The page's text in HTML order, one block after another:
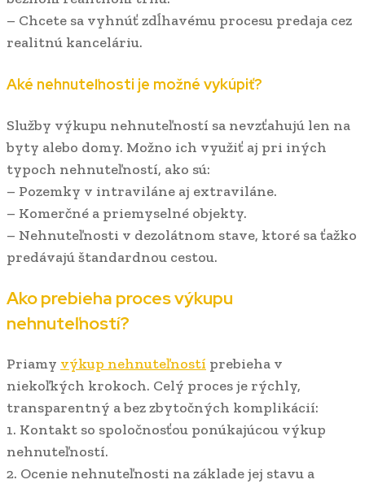
– Chcete sa vyhnúť zdĺhavému procesu predaja cez
realitnú kanceláriu.
Aké nehnuteľnosti je možné vykúpiť?
Služby výkupu nehnuteľností sa nevzťahujú len na
byty alebo domy. Možno ich využiť aj pri iných
typoch nehnuteľností, ako sú:
– Pozemky v intraviláne aj extraviláne.
– Komerčné a priemyselné objekty.
– Nehnuteľnosti v dezolátnom stave, ktoré sa ťažko
predávajú štandardnou cestou.
Ako prebieha proces výkupu
nehnuteľností?
Priamy výkup nehnuteľností prebieha v
niekoľkých krokoch. Celý proces je rýchly,
transparentný a bez zbytočných komplikácií:
1. Kontakt so spoločnosťou ponúkajúcou výkup
nehnuteľností.
2. Ocenie nehnuteľnosti na základe jej stavu a